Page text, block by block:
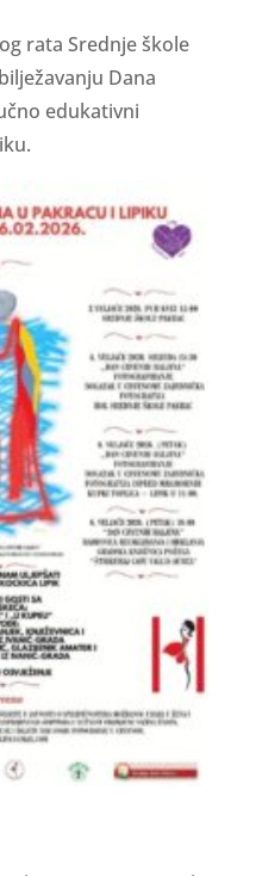
rata Srednje škole
Dana
edukativni